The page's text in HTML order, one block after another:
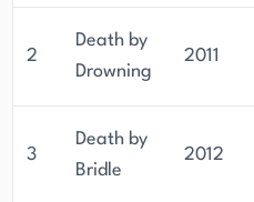
Awards von Readers'
Platzierungen bei der
2
Death by
Drowning
2011
3
Death by
Bridle
2012